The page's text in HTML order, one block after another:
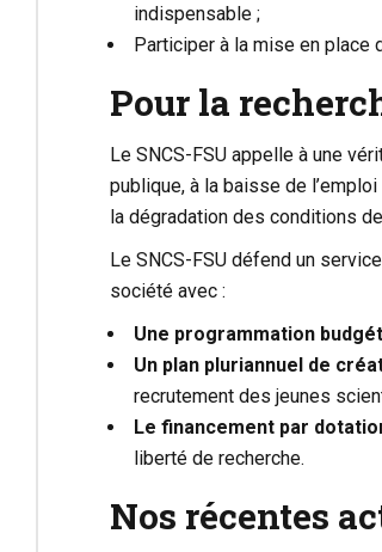
indispensable ;
Participer à la mise en place
Pour la
Le SNCS-FSU appelle à une
publique, à la baisse de
la dégradation des conditions
Le SNCS-FSU défend un
société avec :
Une programmation
Un plan pluriannuel de
recrutement des jeunes
Le financement par
liberté de recherche.
Nos récentes